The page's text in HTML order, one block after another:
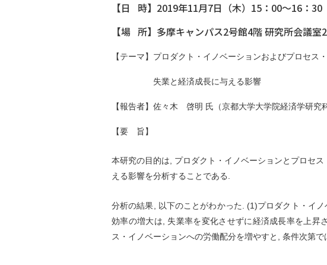
【日 時】2019年11月7日（木）15：00～16：30
【場 所】多摩キャンパス2号館4階 研究所会議室2
【テーマ】 プロダクト・イノベーションおよびプロセス
失業と経済成長に与える影響
【報告者】 佐々木 啓明 氏 （京都大学大学院経済学研究
【要 旨】
本研究の目的は, プロダクト・イノベーションとプロセ
える影響を分析することである.
分析の結果, 以下のことがわかった. (1)プロダクト・イ
効率の増大は, 失業率を変化させずに経済成長率を上
ス・イノベーションへの労働配分を増やすと, 条件次第